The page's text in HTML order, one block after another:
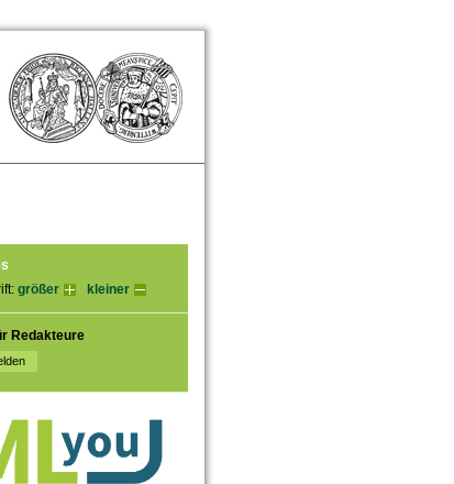
größer kleiner
Redakteure